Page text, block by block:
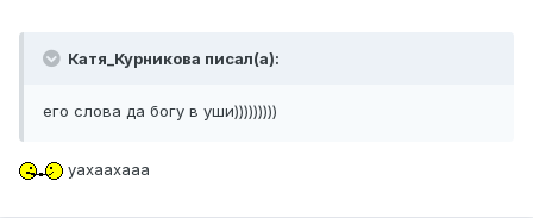
Катя_Курникова писал(а):
его слова да богу в уши)))))))))
уахаахааа